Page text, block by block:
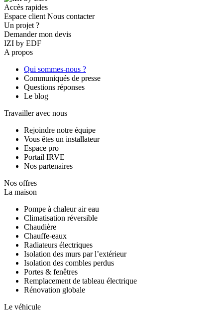
Accès rapides
Espace client Nous contacter
Un projet ?
Demander mon devis
IZI by EDF
A propos
Qui sommes-nous ?
Communiqués de presse
Questions réponses
Le blog
Travailler avec nous
Rejoindre notre équipe
Vous êtes un installateur
Espace pro
Portail IRVE
Nos partenaires
Nos offres
La maison
Pompe à chaleur air eau
Climatisation réversible
Chaudière
Chauffe-eaux
Radiateurs électriques
Isolation des murs par l’extérieur
Isolation des combles perdus
Portes & fenêtres
Remplacement de tableau électrique
Rénovation globale
Le véhicule